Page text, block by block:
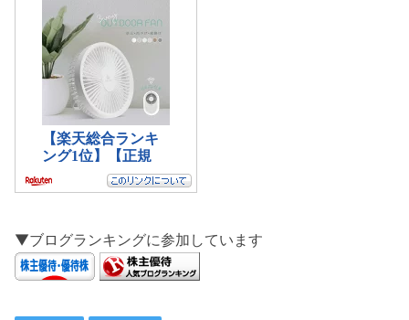
▼ブログランキングに参加しています